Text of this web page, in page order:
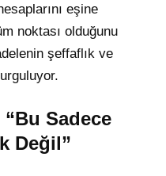
eşine
noktası olduğunu
şeffaflık ve
Sadece
Değil”